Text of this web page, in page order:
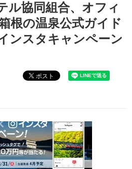
ル協同組合、オフィ
根の温泉公式ガイド
ンスタキャンペーン
ポスト